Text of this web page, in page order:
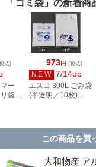
「ゴミ袋」の新着商
973円 (税込)
NEW 7/14up
エスコ 300L ごみ袋
(半透明／10枚)
込)
ー
袋
この商品を買
大和物産 ア